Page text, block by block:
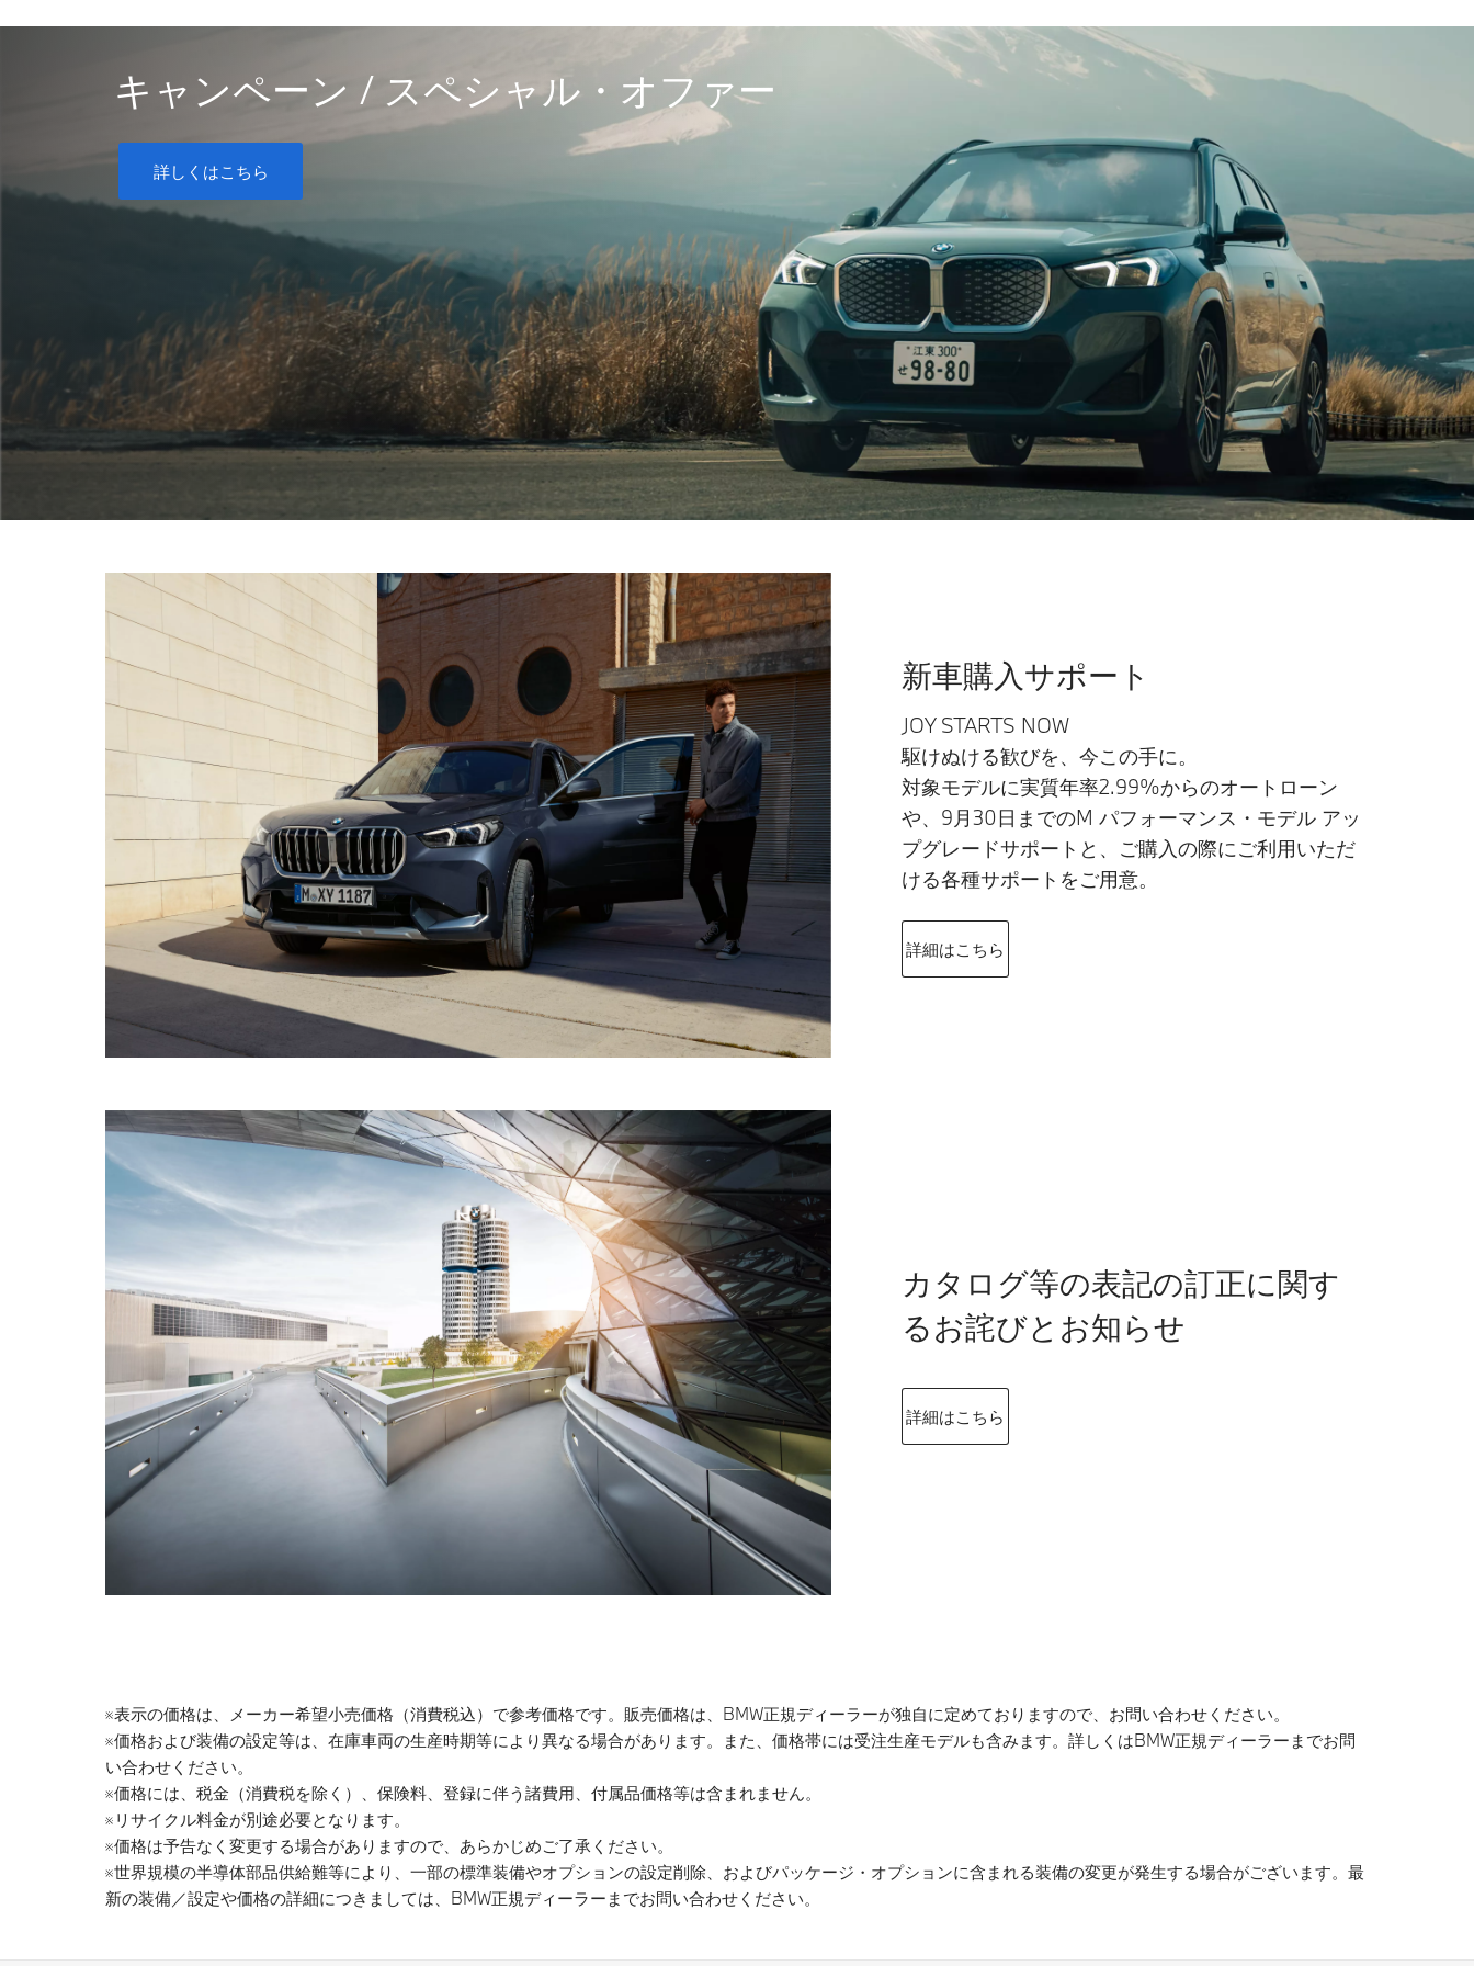
キャンペーン / スペシャル・オファー
詳しくはこちら
新車購入サポート
JOY STARTS NOW
駆けぬける歓びを、今この手に。
対象モデルに実質年率2.99%からのオートローン
や、9月30日までのM パフォーマンス・モデル アッ
プグレードサポートと、ご購入の際にご利用いただ
ける各種サポートをご用意。
詳細はこちら
カタログ等の表記の訂正に関す
るお詫びとお知らせ
詳細はこちら
※表示の価格は、メーカー希望小売価格（消費税込）で参考価格です。販売価格は、BMW正規ディーラーが独自に定めておりますので、お問い合わせください。
※価格および装備の設定等は、在庫車両の生産時期等により異なる場合があります。また、価格帯には受注生産モデルも含みます。詳しくはBMW正規ディーラーまでお問
い合わせください。
※価格には、税金（消費税を除く）、保険料、登録に伴う諸費用、付属品価格等は含まれません。
※リサイクル料金が別途必要となります。
※価格は予告なく変更する場合がありますので、あらかじめご了承ください。
※世界規模の半導体部品供給難等により、一部の標準装備やオプションの設定削除、およびパッケージ・オプションに含まれる装備の変更が発生する場合がございます。​最
新の装備／設定や価格の詳細につきましては、BMW正規ディーラーまでお問い合わせください。​